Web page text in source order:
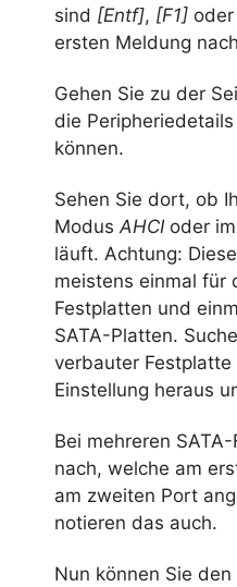
sind [Entf], [F1] oder
ersten Meldung
Gehen Sie zu der
die
können.
Sehen Sie dort, ob
Modus AHCI oder
läuft. Achtung:
meistens einmal für
Festplatten und
SATA-Platten.
verbauter
Einstellung heraus
Bei mehreren
nach, welche am
am zweiten Port
notieren das auch.
Nun können Sie